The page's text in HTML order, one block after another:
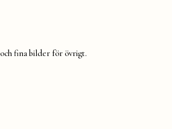
fina bilder för övrigt.